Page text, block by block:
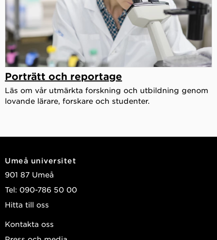
Porträtt och reportage
Läs om vår utmärkta forskning och utbildning genom
lovande lärare, forskare och studenter.
Umeå universitet
901 87 Umeå
Tel: 090-786 50 00
Hitta till oss
Kontakta oss